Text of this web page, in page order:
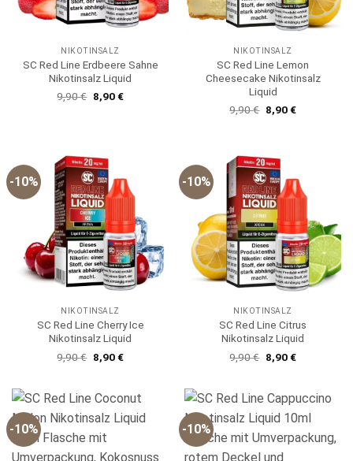
NIKOTINSALZ
SC Red Line Erdbeere Sahne
Nikotinsalz Liquid
9,90€ Ursprünglicher
Preis
8,90€Aktueller
NIKOTINSALZ
SC Red Line Lemon
Cheesecake Nikotinsalz
Liquid
9,90€ Ursprünglicher
Preis
8,90€Aktueller
-10%
NIKOTINSALZ
SC Red Line Cherry Ice
Nikotinsalz Liquid
9,90€ Ursprünglicher
Preis
8,90€Aktueller
-10%
NIKOTINSALZ
SC Red Line Citrus
Nikotinsalz Liquid
9,90€ Ursprünglicher
Preis
8,90€Aktueller
-10% -10%